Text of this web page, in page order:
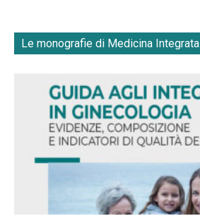
Le monografie di Medicina Integrata